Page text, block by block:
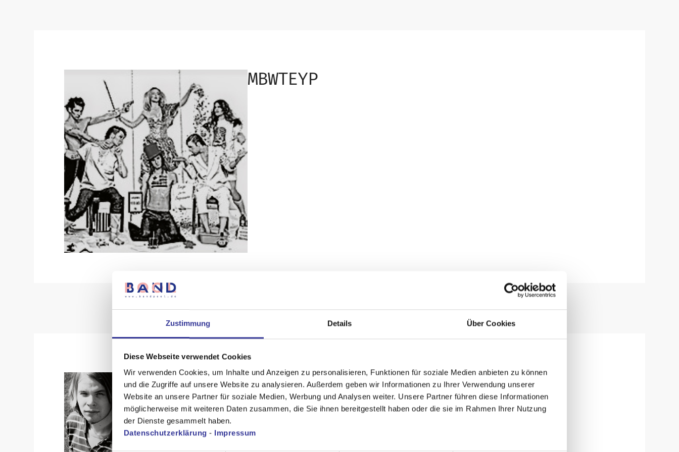
Zustimmung Details Über Cookies
Diese Webseite verwendet Cookies
Wir verwenden Cookies, um Inhalte und Anzeigen zu personalisieren, Funktionen für soziale Medien anbieten zu können
und die Zugriffe auf unsere Website zu analysieren. Außerdem geben wir Informationen zu Ihrer Verwendung unserer
Website an unsere Partner für soziale Medien, Werbung und Analysen weiter. Unsere Partner führen diese Informationen
möglicherweise mit weiteren Daten zusammen, die Sie ihnen bereitgestellt haben oder die sie im Rahmen Ihrer Nutzung
der Dienste gesammelt haben.
Datenschutzerklärung - Impressum
MBWTEYP
Peilomat